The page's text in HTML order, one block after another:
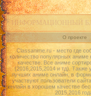
ИНФОРМАЦИОННЫЙ
О проекте
Classanime.ru - место где
количество популярных аниме
качестве. Все аниме
(2016,2015,2014 и тд). Также
лучших аниме онлайн, в
участвуют пользователи
онлайн в хорошем качестве
2015,2016